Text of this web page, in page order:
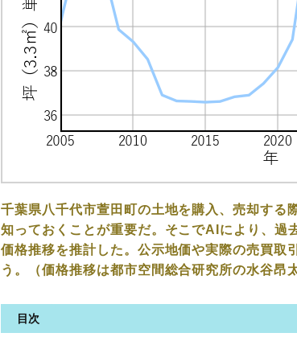
千葉県八千代市萱田町の土地を購入、売却する
知っておくことが重要だ。そこでAIにより、過
価格推移を推計した。公示地価や実際の売買取
う。（価格推移は都市空間総合研究所の水谷昂
目次